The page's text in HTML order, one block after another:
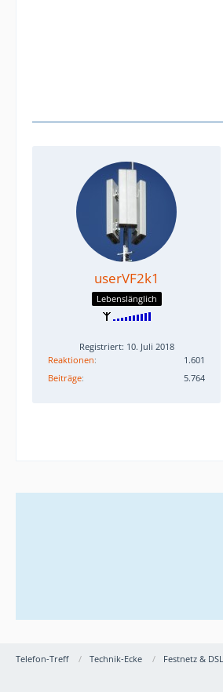
Telefon-Treff Technik-Ecke Festnetz & DSL
userVF2k1
Lebenslänglich
Registriert: 10. Juli 2018
Reaktionen
1.601
Beiträge
5.764